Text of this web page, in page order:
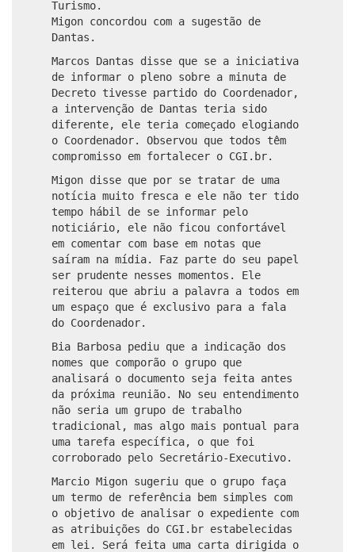
Turismo.
Migon concordou com a sugestão de
Dantas.
Marcos Dantas disse que se a iniciativa
de informar o pleno sobre a minuta de
Decreto tivesse partido do Coordenador,
a intervenção de Dantas teria sido
diferente, ele teria começado elogiando
o Coordenador. Observou que todos têm
compromisso em fortalecer o CGI.br.
Migon disse que por se tratar de uma
notícia muito fresca e ele não ter tido
tempo hábil de se informar pelo
noticiário, ele não ficou confortável
em comentar com base em notas que
saíram na mídia. Faz parte do seu papel
ser prudente nesses momentos. Ele
reiterou que abriu a palavra a todos em
um espaço que é exclusivo para a fala
do Coordenador.
Bia Barbosa pediu que a indicação dos
nomes que comporão o grupo que
analisará o documento seja feita antes
da próxima reunião. No seu entendimento
não seria um grupo de trabalho
tradicional, mas algo mais pontual para
uma tarefa específica, o que foi
corroborado pelo Secretário-Executivo.
Marcio Migon sugeriu que o grupo faça
um termo de referência bem simples com
o objetivo de analisar o expediente com
as atribuições do CGI.br estabelecidas
em lei. Será feita uma carta dirigida o